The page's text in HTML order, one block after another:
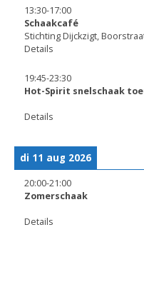
13:30-17:00
Schaakcafé
Stichting Dijckzigt,
Details
19:45-23:30
Hot-Spirit snelschaak
Details
di 11 aug 2026
20:00-21:00
Zomerschaak
Details